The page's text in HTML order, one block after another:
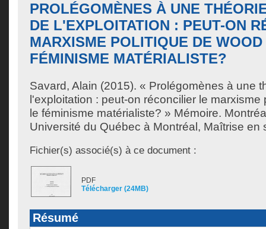
PROLÉGOMÈNES À UNE
DE L'EXPLOITATION : PEUT-ON
MARXISME POLITIQUE DE
FÉMINISME MATÉRIALISTE?
Savard, Alain (2015). « Prolégomènes à une
l'exploitation : peut-on réconcilier le
le féminisme matérialiste? » Mémoire.
Université du Québec à Montréal, Maîtrise en
Fichier(s) associé(s) à ce document :
PDF
Télécharger (24MB)
Résumé